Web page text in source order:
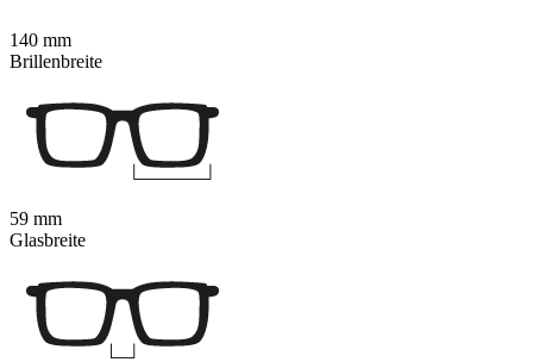
140 mm
Brillenbreite
59 mm
Glasbreite